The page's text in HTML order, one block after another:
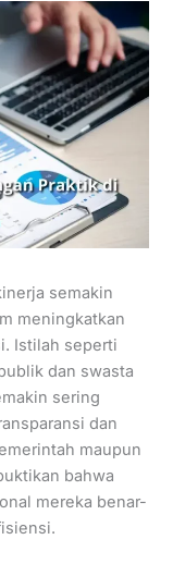
semakin
meningkatkan
Istilah seperti
dan swasta
sering
dan
maupun
bahwa
mereka benar-